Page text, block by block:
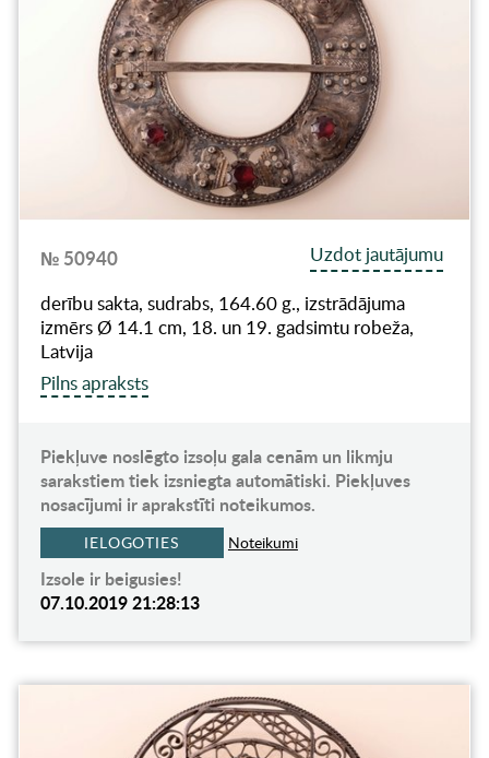
№ 50940
Uzdot jautājumu
derību sakta, sudrabs, 164.60 g., izstrādājuma
izmērs Ø 14.1 cm, 18. un 19. gadsimtu robeža,
Latvija
Pilns apraksts
Piekļuve noslēgto izsoļu gala cenām un likmju
sarakstiem tiek izsniegta automātiski. Piekļuves
nosacījumi ir aprakstīti noteikumos.
IELOGOTIES Noteikumi
Izsole ir beigusies!
07.10.2019 21:28:13